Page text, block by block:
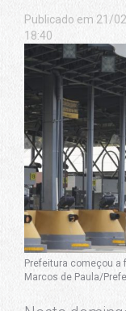
Publicado em 21/
18:40
Prefeitura começou a
Marcos de Paula/